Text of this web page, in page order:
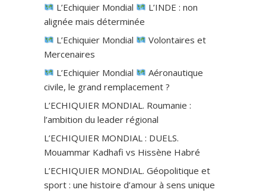
L’Echiquier Mondial
L’INDE : non
alignée mais déterminée
L’Echiquier Mondial
Volontaires et
Mercenaires
L’Echiquier Mondial
Aéronautique
civile, le grand remplacement ?
L’ECHIQUIER MONDIAL. Roumanie :
l’ambition du leader régional
L’ECHIQUIER MONDIAL : DUELS.
Mouammar Kadhafi vs Hissène Habré
L’ECHIQUIER MONDIAL. Géopolitique et
sport : une histoire d’amour à sens unique